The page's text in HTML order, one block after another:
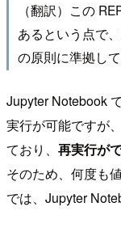
（翻訳）この
あるという点で
の原則に準拠して
Jupyter Notebook
実行が可能ですが
ており、 再実行が
そのため、何度も
では、Jupyter